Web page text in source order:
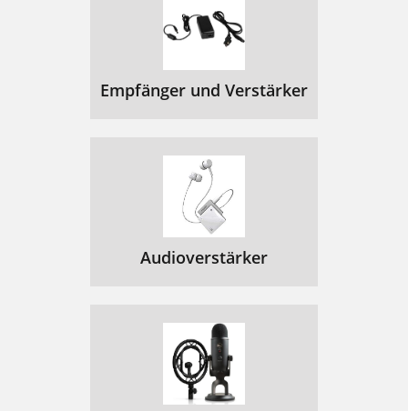
Empfänger und Verstärker
Audioverstärker